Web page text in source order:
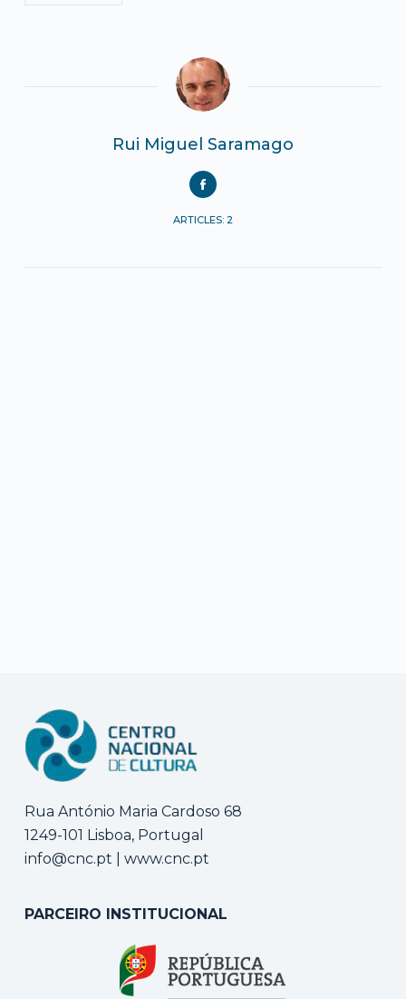
Rui Miguel Saramago
ARTICLES: 2
Rua António Maria Cardoso 68
1249-101 Lisboa, Portugal
info@cnc.pt
www.cnc.pt
PARCEIRO INSTITUCIONAL